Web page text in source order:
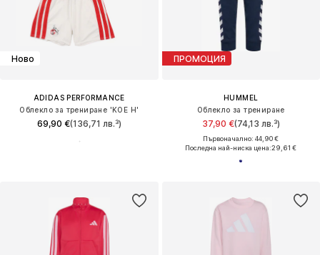
Ново
ADIDAS PERFORMANCE
Облекло за трениране 'KOE H'
69,90 €(136,71 лв.³)
ПРОМОЦИЯ
HUMMEL
Облекло за трениране
37,90 €(74,13 лв.³)
Първоначално: 44,90 €
Последна най-ниска цена:29,61 €